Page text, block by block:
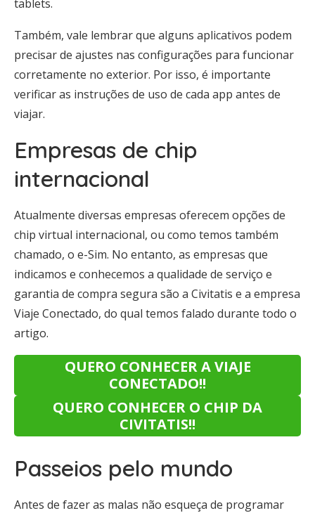
tablets.
Também, vale lembrar que alguns aplicativos podem
precisar de ajustes nas configurações para funcionar
corretamente no exterior. Por isso, é importante
verificar as instruções de uso de cada app antes de
viajar.
Empresas de chip
internacional
Atualmente diversas empresas oferecem opções de
chip virtual internacional, ou como temos também
chamado, o e-Sim. No entanto, as empresas que
indicamos e conhecemos a qualidade de serviço e
garantia de compra segura são a Civitatis e a empresa
Viaje Conectado, do qual temos falado durante todo o
artigo.
QUERO CONHECER A VIAJE
CONECTADO!!
QUERO CONHECER O CHIP DA
CIVITATIS!!
Passeios pelo mundo
Antes de fazer as malas não esqueça de programar